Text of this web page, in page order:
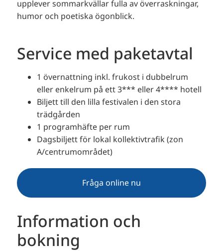
upplever sommarkvällar fulla av överraskningar,
humor och poetiska ögonblick.
Service med paketavtal
1 övernattning inkl. frukost i dubbelrum
eller enkelrum på ett 3*** eller 4**** hotell
Biljett till den lilla festivalen i den stora
trädgården
1 programhäfte per rum
Dagsbiljett för lokal kollektivtrafik (zon
A/centrumområdet)
Fråga online nu
Information och
bokning